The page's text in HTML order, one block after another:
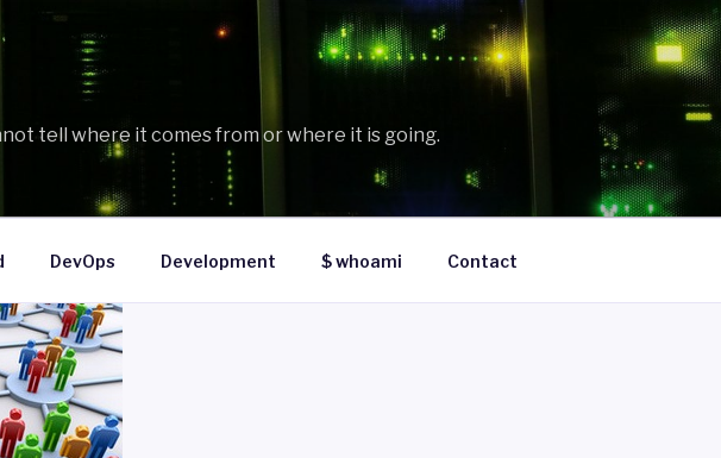
tell where it comes from or where it is going.
DevOps Development $ whoami Contact